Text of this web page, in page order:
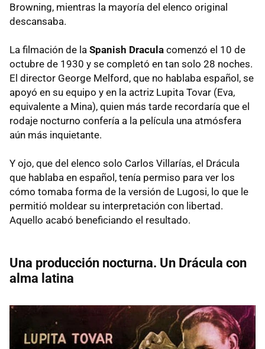
Browning, mientras la mayoría del elenco original
descansaba.
La filmación de la Spanish Dracula comenzó el 10 de
octubre de 1930 y se completó en tan solo 28 noches.
El director George Melford, que no hablaba español, se
apoyó en su equipo y en la actriz Lupita Tovar (Eva,
equivalente a Mina), quien más tarde recordaría que el
rodaje nocturno confería a la película una atmósfera
aún más inquietante.
Y ojo, que del elenco solo Carlos Villarías, el Drácula
que hablaba en español, tenía permiso para ver los
cómo tomaba forma de la versión de Lugosi, lo que le
permitió moldear su interpretación con libertad.
Aquello acabó beneficiando el resultado.
Una producción nocturna. Un Drácula con
alma latina